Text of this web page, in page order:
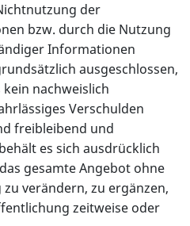
der
bzw. durch die Nutzung
Informationen
ausgeschlossen,
nachweislich
Verschulden
freibleibend und
es sich ausdrücklich
gesamte Angebot ohne
verändern, zu ergänzen,
zeitweise oder